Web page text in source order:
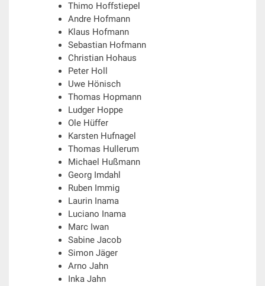
Thimo Hoffstiepel
Andre Hofmann
Klaus Hofmann
Sebastian Hofmann
Christian Hohaus
Peter Holl
Uwe Hönisch
Thomas Hopmann
Ludger Hoppe
Ole Hüffer
Karsten Hufnagel
Thomas Hullerum
Michael Hußmann
Georg Imdahl
Ruben Immig
Laurin Inama
Luciano Inama
Marc Iwan
Sabine Jacob
Simon Jäger
Arno Jahn
Inka Jahn